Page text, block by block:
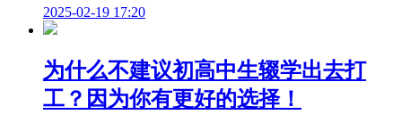
2025-02-19 17:20
为什么不建议初高中生辍学出去打
工？因为你有更好的选择！